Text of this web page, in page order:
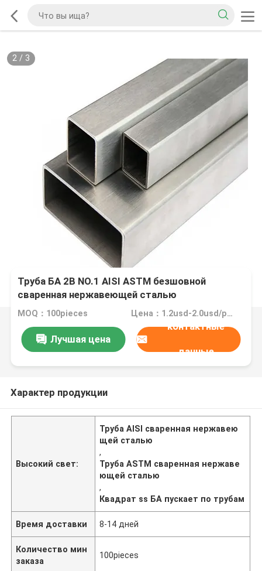
2/ 3
Труба БА 2B NO.1 AISI ASTM безшовной
сваренная нержавеющей сталью
MOQ：100pieces Цена：1.2usd-2.0usd/pieces
Лучшая цена
контактные
данные
Характер продукции
Высокий свет:
Труба AISI сваренная нержавею
щей сталью
,
Труба ASTM сваренная нержаве
ющей сталью
,
Квадрат ss БА пускает по трубам
Время доставки 8-14 дней
Количество мин
заказа
100pieces